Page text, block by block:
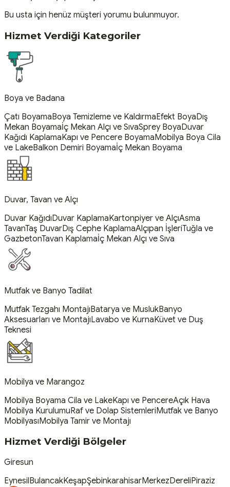
Bu usta için henüz müşteri yorumu bulunmuyor.
Hizmet Verdiği Kategoriler
Boya ve Badana
Çatı BoyamaBoya Temizleme ve KaldırmaEfekt BoyaDış
Mekan Boyamaİç Mekan Alçı ve SıvaSprey BoyaDuvar
Kağıdı KaplamaKapı ve Pencere BoyamaMobilya Boya Cila
ve LakeBalkon Demiri Boyamaİç Mekan Boyama
Duvar, Tavan ve Alçı
Duvar KağıdıDuvar KaplamaKartonpiyer ve AlçıAsma
TavanTaş DuvarDış Cephe KaplamaAlçıpan İşleriTuğla ve
GazbetonTavan Kaplamaİç Mekan Alçı ve Sıva
Mutfak ve Banyo Tadilat
Mutfak Tezgahı MontajıBatarya ve MuslukBanyo
Aksesuarları ve MontajıLavabo ve KurnaKüvet ve Duş
Teknesi
Mobilya ve Marangoz
Mobilya Boyama Cila ve LakeKapı ve PencereAçık Hava
Mobilya KurulumuRaf ve Dolap SistemleriMutfak ve Banyo
MobilyasıMobilya Tamir ve Montajı
Hizmet Verdiği Bölgeler
Giresun
EynesilBulancakKeşapŞebinkarahisarMerkezDereliPiraziz